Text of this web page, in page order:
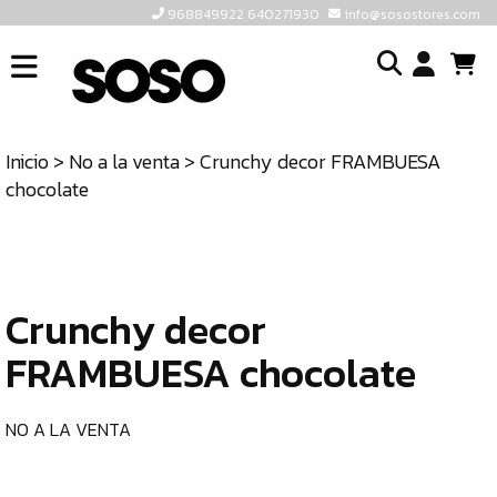
968849922 640271930 info@sosostores.com
INICIO
TIENDA
CONTACTO
968849922
640271930
Inicio> No a la venta> Crunchy decor FRAMBUESA
chocolate
Crunchy decor
FRAMBUESA chocolate
NO A LA VENTA